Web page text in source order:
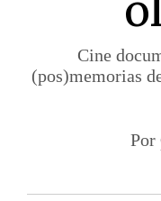
Cine
(pos)memorias
Por